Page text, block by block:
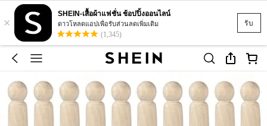
รับ
×
SHEIN-เสื้อผ้าแฟชั่น ช้อปปิ้งออนไลน์
ดาวโหลดแอปเพื่อรับส่วนลดเพิ่มเติม
(1,345)